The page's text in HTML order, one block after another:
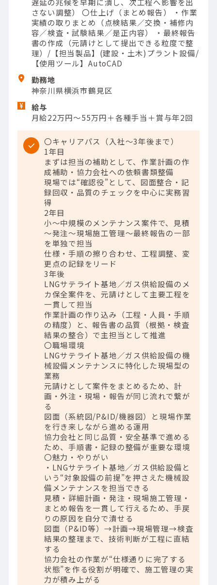
さない調整） 〇仕上げ（まとめ報告） ・作業
実績の取りまとめ（点検結果／交換・補修内
容／検査・試験結果／是正内容） ・最終報告
書の作成（元請けとして提出できる粒度で整
理）/【担当製品】(建設・土木)プラント設備/
【使用ツール】AutoCAD
勤務地
神奈川県横浜市鶴見区
給与
月給22万円～55万円＋各種手当＋賞与年2回
〇キャリアパス（入社～3年後まで）
1年目
まずは担当の補助として、作業計画の作
成補助・協力会社への依頼書類整備
現場では“確認役”として、図面整合・記
録回収・品質のチェックを中心に実務習
得
2年目
小～中規模のメンテナンス案件で、見積
～発注～現場施工管理～最終報告の一部
を単独で担当
仕様・手順の擦り合わせ、工程調整、変
更点の記録をリード
3年後
LNGサテライト基地／ガス供給設備のメ
カ保全案件を、元請けとして主要工程を
一貫して担当
作業計画の作り込み（工程・人員・手順
の精度）と、報告書の品質（根拠・検査
結果の整合）で主担当として推進
〇職場環境
LNGサテライト基地／ガス供給設備の機
械設備メンテナンスに特化した現場型の
業務
元請けとして案件をまとめるため、計
画・外注・現場・報告が同じ流れで繋が
る
図面（系統図/P&ID/機器図）と現場作業
を行き来しながら進める運用
協力会社と同じ品質・安全基準で進める
ため、手順書・記録の整備が重要な環境
〇魅力・やりがい
・LNGサテライト基地／ガス供給設備と
いう“対象設備の前提”を押さえた機械設
備メンテナンスを担当できる
見積・詳細計画・発注・現場施工管理・
まとめ報告を一貫して行えるため、手戻
りの原因を自分で潰せる
図面（P&ID等）→計画→現場管理→検査
結果の整理まで、技術判断が工程に直結
する
協力会社の作業が“仕様通りに完了する
状態”を作る役割が明確で、施工管理の実
力が積み上がる